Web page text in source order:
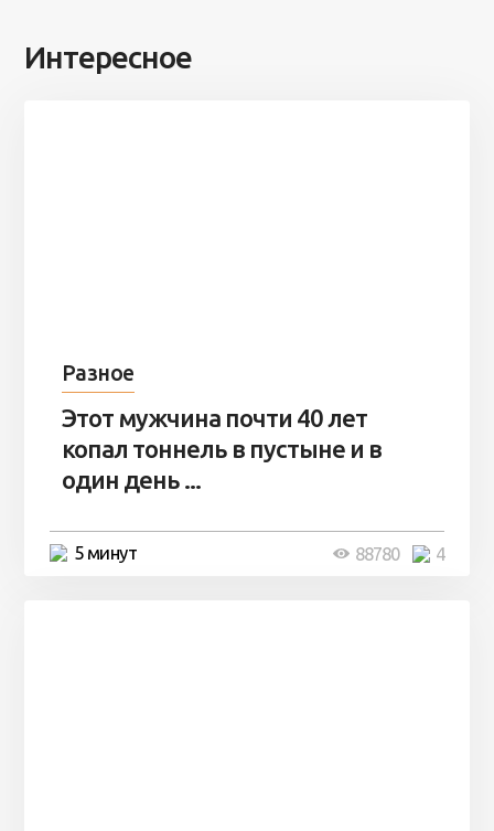
Интересное
Разное
Этот мужчина почти 40 лет
копал тоннель в пустыне и в
один день ...
5 минут 4
88780